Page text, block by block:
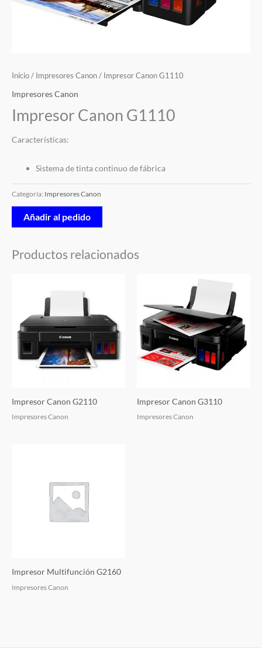
Inicio / Impresores Canon / Impresor Canon G1110
Impresores Canon
Impresor Canon G1110
Características:
Sistema de tinta continuo de fábrica
Categoría: Impresores Canon
Añadir al pedido
Productos relacionados
Impresor Canon G2110
Impresores Canon
Impresor Canon G3110
Impresores Canon
Impresor Multifunción G2160
Impresores Canon